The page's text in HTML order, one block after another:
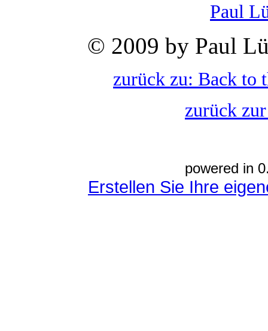
Paul
© 2009 by Paul
zurück zu: Back to
zurück
powered in
Erstellen Sie Ihre